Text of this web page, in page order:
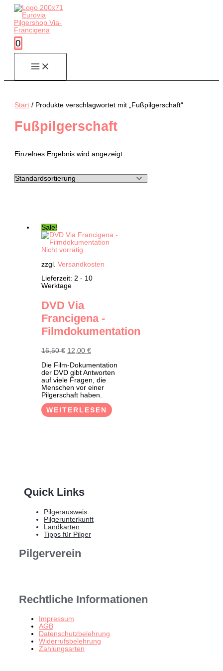
Zum
springen
0
Start / Produkte verschlagwortet mit „Fußpilgerschaft“
Fußpilgerschaft
Einzelnes Ergebnis wird angezeigt
Sale!
Nicht vorrätig
zzgl. Versandkosten
Lieferzeit: 2 - 10
Werktage
DVD Via
Francigena -
Filmdokumentation
16,50€ Ursprünglicher
war:
16,50 €
12,00 €Aktueller
ist:
12,00 €.
Die Film-Dokumentation
der DVD gibt Antworten
auf viele Fragen, die
Menschen vor einer
Pilgerschaft haben.
WEITERLESEN
Quick Links
Pilgerausweis
Pilgerunterkunft
Landkarten
Tipps für Pilger
Pilgerverein
Rechtliche Informationen
Impressum
AGB
Datenschutzbelehrung
Widerrufsbelehrung
Zahlungsarten